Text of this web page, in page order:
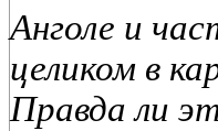
Анголе и
целиком в
Правда ли